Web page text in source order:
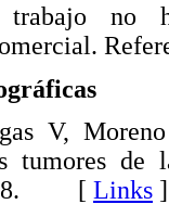
trabajo no
V,
tumores de
108. [ Links ]